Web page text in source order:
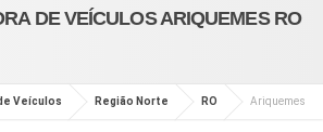
DE VEÍCULOS ARIQUEMES RO
Veículos Região Norte RO Ariquemes